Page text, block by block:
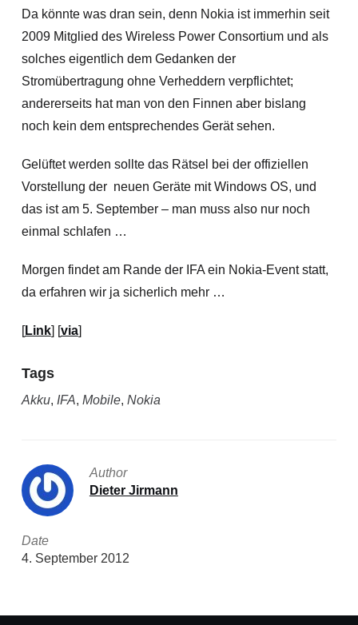
Da könnte was dran sein, denn Nokia ist immerhin seit
2009 Mitglied des Wireless Power Consortium und als
solches eigentlich dem Gedanken der
Stromübertragung ohne Verheddern verpflichtet;
andererseits hat man von den Finnen aber bislang
noch kein dem entsprechendes Gerät sehen.
Gelüftet werden sollte das Rätsel bei der offiziellen
Vorstellung der neuen Geräte mit Windows OS, und
das ist am 5. September – man muss also nur noch
einmal schlafen …
Morgen findet am Rande der IFA ein Nokia-Event statt,
da erfahren wir ja sicherlich mehr …
[Link] [via]
Tags
Akku, IFA, Mobile, Nokia
Author
Dieter Jirmann
Date
4. September 2012